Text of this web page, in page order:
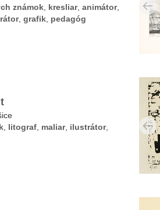
známok, kresliar, animátor,
, grafik, pedagóg
, litograf, maliar, ilustrátor,